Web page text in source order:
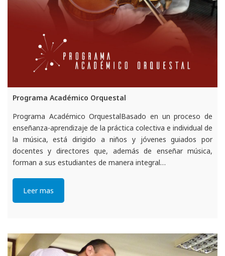
Programa Académico Orquestal
Programa Académico OrquestalBasado en un proceso de
enseñanza-aprendizaje de la práctica colectiva e individual de
la música, está dirigido a niños y jóvenes guiados por
docentes y directores que, además de enseñar música,
forman a sus estudiantes de manera integral…
Leer mas